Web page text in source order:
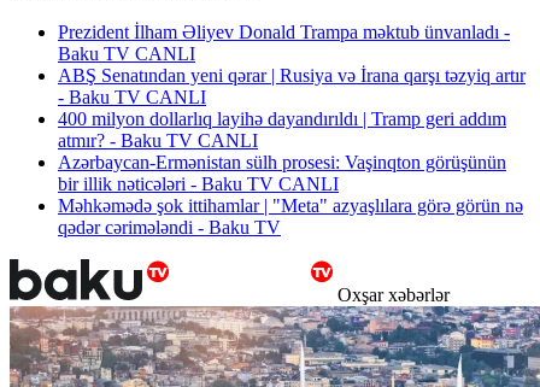
Prezident İlham Əliyev Donald Trampa məktub ünvanladı -
Baku TV CANLI
ABŞ Senatından yeni qərar | Rusiya və İrana qarşı təzyiq artır
- Baku TV CANLI
400 milyon dollarlıq layihə dayandırıldı | Tramp geri addım
atmır? - Baku TV CANLI
Azərbaycan-Ermənistan sülh prosesi: Vaşinqton görüşünün
bir illik nəticələri - Baku TV CANLI
Məhkəmədə şok ittihamlar | "Meta" azyaşlılara görə görün nə
qədər cərimələndi - Baku TV
Oxşar xəbərlər